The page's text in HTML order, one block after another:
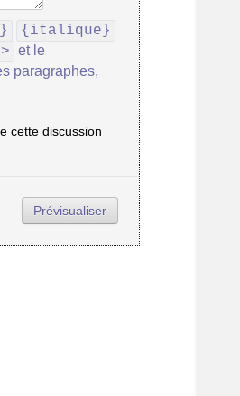
{italique}
et le
paragraphes,
cette discussion